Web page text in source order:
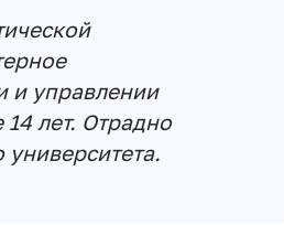
и управлении
лет. Отрадно
университета.